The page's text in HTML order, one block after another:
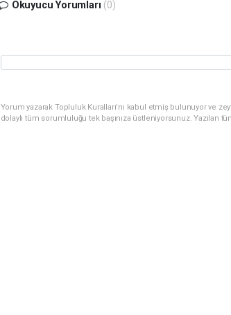
Okuyucu Yorumları (0)
Yorum yazarak Topluluk Kuralları’nı kabul etmiş bulunuyor ve
dolaylı tüm sorumluluğu tek başınıza üstleniyorsunuz.